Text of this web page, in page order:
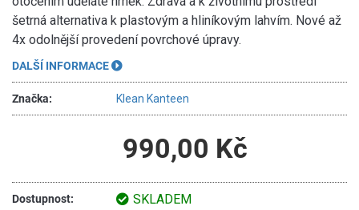
šetrná alternativa k plastovým a hliníkovým lahvím. Nové až
4x odolnější provedení povrchové úpravy.
DALŠÍ INFORMACE
Značka: Klean Kanteen
990,00 Kč
Dostupnost: SKLADEM